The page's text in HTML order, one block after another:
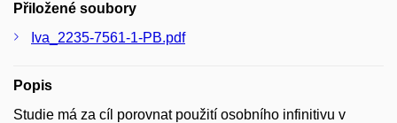
Přiložené soubory
Iva_2235-7561-1-PB.pdf
Popis
Studie má za cíl porovnat použití osobního infinitivu v